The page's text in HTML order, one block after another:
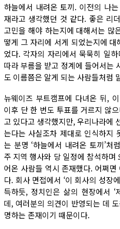
하늘에서 내려온 토끼. 이전의 나
재라고 생각했던 것 같다. 좋은 리
고민을 해야 하는지에 대해서는 많
떻게 그 자리에 서게 되었는지에
었다. 각자의 자리에서 묵묵히 일
따라 부름을 받고 정계에 들어서는
도 이름쯤은 알게 되는 사람들처럼
뉴웨이즈 부트캠프에 다녀온 뒤,
이후 단 한 번도 투표를 거르지 않
고 있다고 생각했지만, 우리나라에
는다는 사실조차 제대로 인식하지
는 분명 ‘하늘에서 내려온 토끼’처
주 지역 행사와 당 일정에 참석하며
어온 사람들 역시 존재했다. 어쩌
다. 회사 면접에서 ‘이 회사의 성장
득하듯, 정치인은 삶의 현장에서
데, 여러분의 의견이 반영되는 데
명하는 존재이기 때문이다.